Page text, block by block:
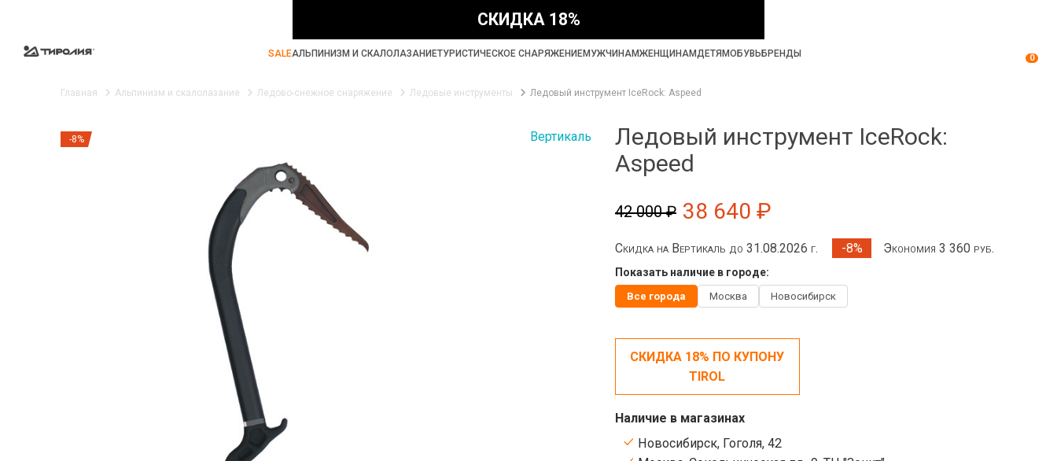
СКИДКА 18%
SALEАЛЬПИНИЗМ И СКАЛОЛАЗАНИЕТУРИСТИЧЕСКОЕ СНАРЯЖЕНИЕМУЖЧИНАМЖЕНЩИНАМДЕТЯМОБУВЬ БРЕНДЫ 0
Главная Альпинизм и скалолазание Ледово-снежное снаряжение Ледовые инструменты Ледовый инструмент IceRock: Aspeed
-8% Вертикаль
Ледовый инструмент IceRock:
Aspeed
42 000 ₽ 38 640 ₽
Скидка на Вертикаль до 31.08.2026 г. -8% Экономия 3 360 руб.
Показать наличие в городе:
Все города Москва Новосибирск
СКИДКА 18% ПО КУПОНУ
TIROL
Наличие в магазинах
Новосибирск, Гоголя, 42